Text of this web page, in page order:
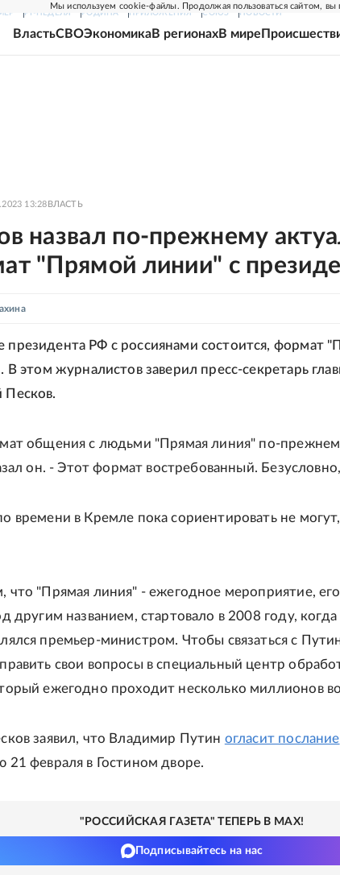
Мы используем cookie-файлы. Продолжая пользоваться сайтом, вы
РГ-НЕДЕЛЯ РОДИНА ПРИЛОЖЕНИЯ СОЮЗ НОВОСТИ
ВластьСВОЭкономикаВ регионахВ мире
13:28 ВЛАСТЬ
назвал по-прежнему
"Прямой линии" с
РФ с россиянами состоится, формат
В этом журналистов заверил пресс-секретарь
общения с людьми "Прямая линия" по-
он. - Этот формат востребованный.
времени в Кремле пока сориентировать не
что "Прямая линия" - ежегодное мероприятие,
другим названием, стартовало в 2008 году,
премьер-министром. Чтобы связаться с
свои вопросы в специальный центр
ежегодно проходит несколько миллионов
заявил, что Владимир Путин огласит послание
21 февраля в Гостином дворе.
"РОССИЙСКАЯ ГАЗЕТА" ТЕПЕРЬ В MAX!
Подписывайтесь на нас